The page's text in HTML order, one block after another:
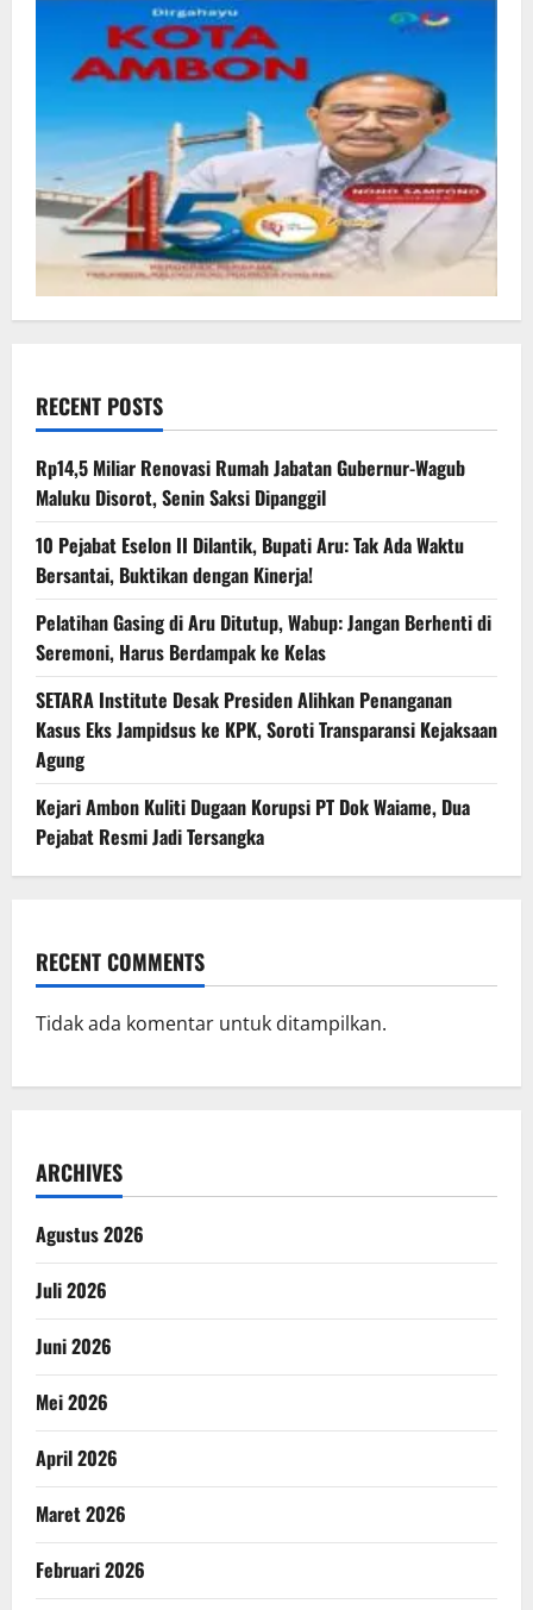
RECENT POSTS
Rp14,5 Miliar Renovasi Rumah Jabatan Gubernur-Wagub
Maluku Disorot, Senin Saksi Dipanggil
10 Pejabat Eselon II Dilantik, Bupati Aru: Tak Ada Waktu
Bersantai, Buktikan dengan Kinerja!
Pelatihan Gasing di Aru Ditutup, Wabup: Jangan Berhenti di
Seremoni, Harus Berdampak ke Kelas
SETARA Institute Desak Presiden Alihkan Penanganan
Kasus Eks Jampidsus ke KPK, Soroti Transparansi Kejaksaan
Agung
Kejari Ambon Kuliti Dugaan Korupsi PT Dok Waiame, Dua
Pejabat Resmi Jadi Tersangka
RECENT COMMENTS
Tidak ada komentar untuk ditampilkan.
ARCHIVES
Agustus 2026
Juli 2026
Juni 2026
Mei 2026
April 2026
Maret 2026
Februari 2026